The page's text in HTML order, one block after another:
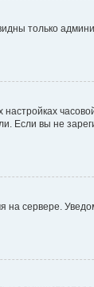
только
Если вы не
на сервере.